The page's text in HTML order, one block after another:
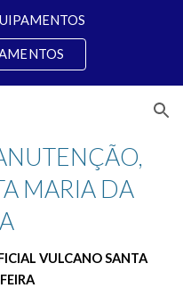
MARIA DA
VULCANO SANTA